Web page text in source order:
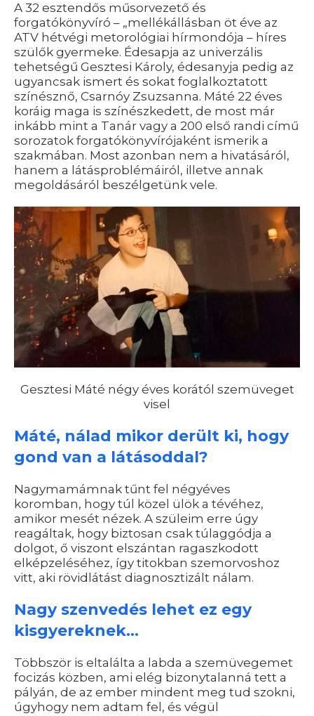
A 32 esztendős műsorvezető és
forgatókönyvíró – „mellékállásban öt éve az
ATV hétvégi metorológiai hírmondója – híres
szülők gyermeke. Édesapja az univerzális
tehetségű Gesztesi Károly, édesanyja pedig az
ugyancsak ismert és sokat foglalkoztatott
színésznő, Csarnóy Zsuzsanna. Máté 22 éves
koráig maga is színészkedett, de most már
inkább mint a Tanár vagy a 200 első randi című
sorozatok forgatókönyvírójaként ismerik a
szakmában. Most azonban nem a hivatásáról,
hanem a látásproblémáiról, illetve annak
megoldásáról beszélgetünk vele.
Gesztesi Máté négy éves korától szemüveget
visel
Máté, nálad mikor derült ki, hogy
gond van a látásoddal?
Nagymamámnak tűnt fel négyéves
koromban, hogy túl közel ülök a tévéhez,
amikor mesét nézek. A szüleim erre úgy
reagáltak, hogy biztosan csak túlaggódja a
dolgot, ő viszont elszántan ragaszkodott
elképzeléséhez, így titokban szemorvoshoz
vitt, aki rövidlátást diagnosztizált nálam.
Nagy szenvedés lehet ez egy
kisgyereknek...
Többször is eltalálta a labda a szemüvegemet
focizás közben, ami elég bizonytalanná tett a
pályán, de az ember mindent meg tud szokni,
úgyhogy nem adtam fel, és végül